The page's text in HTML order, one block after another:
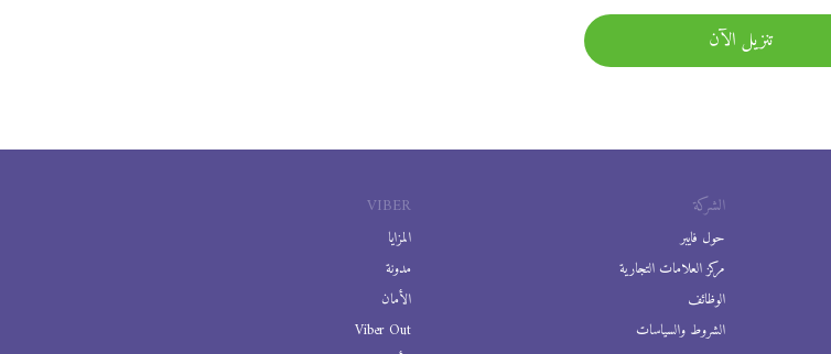
تنزيل الآن
VIBER
المزايا
مدونة
الأمان
Viber Out
الشركة
حول فايبر
مركز العلامات التجارية
الوظائف
الشروط والسياسات